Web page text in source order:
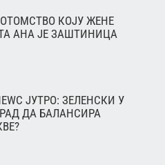
КОЈУ ЖЕНЕ
АНА ЈЕ ЗАШТИНИЦА
ЈУТРО: ЗЕЛЕНСКИ У
ДА БАЛАНСИРА